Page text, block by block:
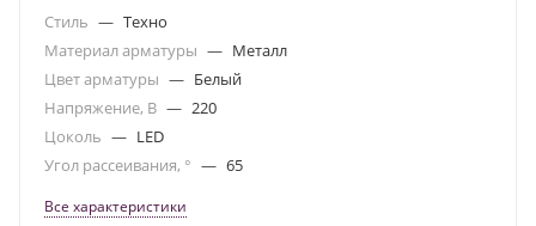
Стиль — Техно
Материал арматуры — Металл
Цвет арматуры — Белый
Напряжение, В — 220
Цоколь — LED
Угол рассеивания, ° — 65
Все характеристики